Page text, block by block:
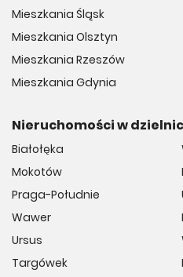
Mieszkania Śląsk
Mieszkania Olsztyn
Mieszkania Rzeszów
Mieszkania Gdynia
Nieruchomości w
Białołęka
Mokotów
Praga-Południe
Wawer
Ursus
Targówek